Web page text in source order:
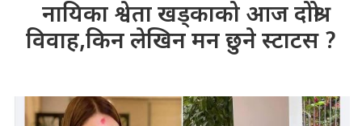
नायिका श्वेता खड्काको आज दोश्रो
विवाह,किन लेखिन मन छुने स्टाटस ?